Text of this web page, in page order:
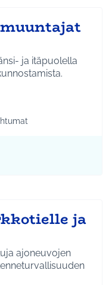
ja itäpuolella
Tuusula
mukaan: Kulttuuri ja
ja
ajoneuvojen